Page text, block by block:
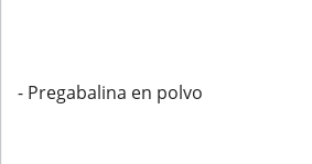
- Pregabalina en polvo